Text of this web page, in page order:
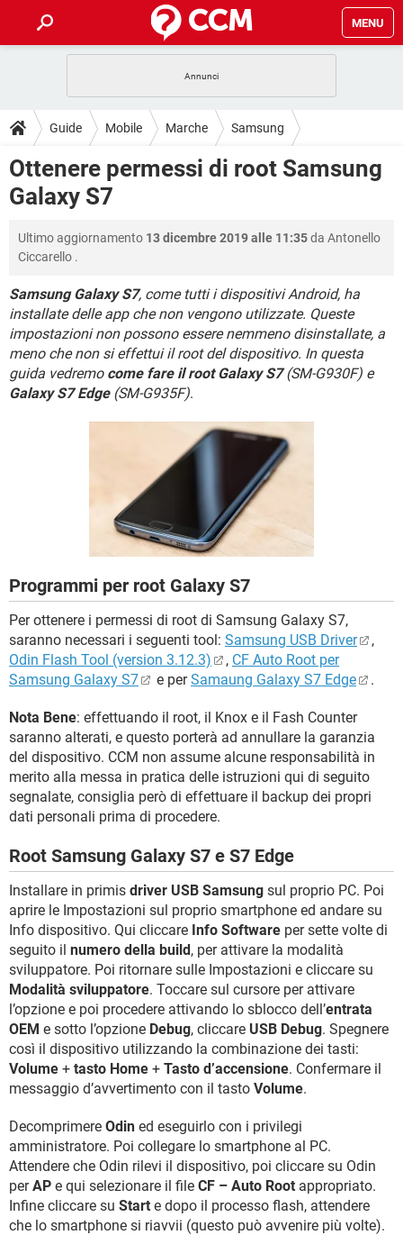
MENU
INTRATTENIMENTO ANDROID
iOS WINDOWS 10
INSTAGRAM
HARDWARE
GUIDE
COVID-19 GAMING
INTRATTENIMENTO ANDROID
INSTAGRAM WHATSAPP
HARDWARE
DOWNLOAD
COVID-19
iOS
INSTAGRAM WHATSAPP
TIKTOK FACEBOOK
HARDWARE
FORUM
COVID-19 GAMING
iOS WINDOWS 10
INSTAGRAM WHATSAPP
TIKTOK FACEBOOK
HARDWARE
GLOSSARIO
COVID-19 GAMING
INTRATTENIMENTO ANDROID
iOS WINDOWS 10
INSTAGRAM WHATSAPP
Guide Mobile Marche Samsung
Ottenere permessi di root Samsung
Galaxy S7
Ultimo aggiornamento 13 dicembre 2019 alle 11:35da Antonello
Ciccarello .
Samsung Galaxy S7, come tutti i dispositivi Android, ha
installate delle app che non vengono utilizzate. Queste
impostazioni non possono essere nemmeno disinstallate, a
meno che non si effettui il root del dispositivo. In questa
guida vedremo come fare il root Galaxy S7(SM-G930F) e
Galaxy S7 Edge(SM-G935F).
Programmi per root Galaxy S7
Per ottenere i permessi di root di Samsung Galaxy S7,
saranno necessari i seguenti tool: Samsung USB Driver
,
Odin Flash Tool (version 3.12.3)
, CF Auto Root per
Samsung Galaxy S7
e perSamaung Galaxy S7 Edge .
Nota Bene: effettuando il root, il Knox e il Fash Counter
saranno alterati, e questo porterà ad annullare la garanzia
del dispositivo. CCM non assume alcune responsabilità in
merito alla messa in pratica delle istruzioni qui di seguito
segnalate, consiglia però di effettuare il backup dei propri
dati personali prima di procedere.
Root Samsung Galaxy S7 e S7 Edge
Installare in primis driver USB Samsung sul proprio PC. Poi
aprire le Impostazioni sul proprio smartphone ed andare su
Info dispositivo. Qui cliccare Info Software per sette volte di
seguito il numero della build, per attivare la modalità
sviluppatore. Poi ritornare sulle Impostazioni e cliccare su
Modalità sviluppatore. Toccare sul cursore per attivare
l’opzione e poi procedere attivando lo sblocco dell’entrata
OEM e sotto l’opzione Debug, cliccare USB Debug. Spegnere
così il dispositivo utilizzando la combinazione dei tasti:
Volume + tasto Home + Tasto d’accensione. Confermare il
messaggio d’avvertimento con il tasto Volume.
Decomprimere Odin ed eseguirlo con i privilegi
amministratore. Poi collegare lo smartphone al PC.
Attendere che Odin rilevi il dispositivo, poi cliccare su Odin
perAP e qui selezionare il file CF – Auto Root appropriato.
Infine cliccare su Start e dopo il processo flash, attendere
che lo smartphone si riavvii (questo può avvenire più volte).